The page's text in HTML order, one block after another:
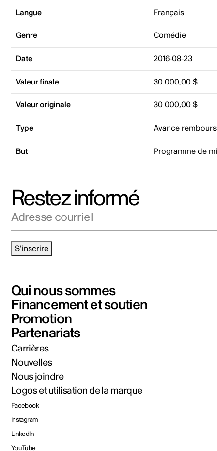
Langue Français
Genre Comédie
Date 2016-08-23
Valeur finale 30 000,00 $
Valeur originale 30 000,00 $
Type Avance
But Programme de
Restez informé
S'inscrire
Qui nous sommes
Financement et soutien
Promotion
Partenariats
Carrières
Nouvelles
Nous joindre
Logos et utilisation de la marque
Facebook
Instagram
LinkedIn
YouTube